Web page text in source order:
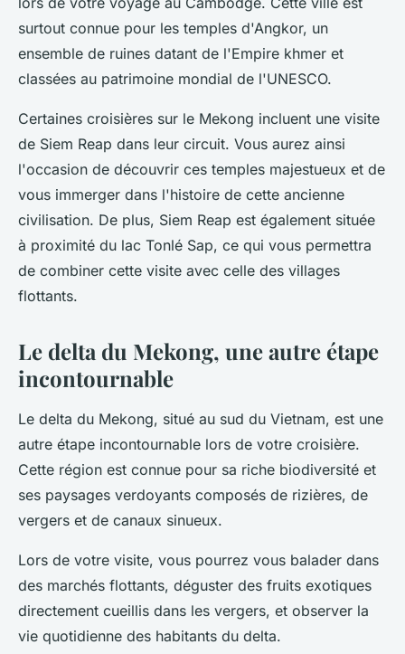
surtout connue pour les temples d'Angkor, un
ensemble de ruines datant de l'Empire khmer et
classées au patrimoine mondial de l'UNESCO.
Certaines croisières sur le Mekong incluent une visite
de Siem Reap dans leur circuit. Vous aurez ainsi
l'occasion de découvrir ces temples majestueux et de
vous immerger dans l'histoire de cette ancienne
civilisation. De plus, Siem Reap est également située
à proximité du lac Tonlé Sap, ce qui vous permettra
de combiner cette visite avec celle des villages
flottants.
Le delta du Mekong, une autre étape
incontournable
Le delta du Mekong, situé au sud du Vietnam, est une
autre étape incontournable lors de votre croisière.
Cette région est connue pour sa riche biodiversité et
ses paysages verdoyants composés de rizières, de
vergers et de canaux sinueux.
Lors de votre visite, vous pourrez vous balader dans
des marchés flottants, déguster des fruits exotiques
directement cueillis dans les vergers, et observer la
vie quotidienne des habitants du delta.